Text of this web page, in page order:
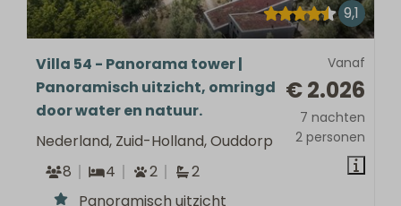
9,1
Vanaf
€ 2.026
7 nachten
2 personen
Villa 54 - Panorama tower |
Panoramisch uitzicht, omringd
door water en natuur.
Nederland, Zuid-Holland, Ouddorp
8
4 2
2
Panoramisch uitzicht